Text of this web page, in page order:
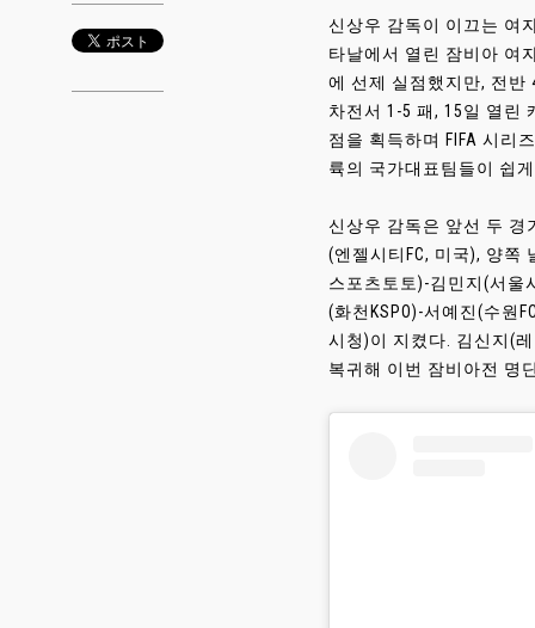
신상우 감독이 이끄는 여
타날에서 열린 잠비아 여
에 선제 실점했지만, 전반
차전서 1-5 패, 15일 열린
점을 획득하며 FIFA 시리
륙의 국가대표팀들이 쉽
신상우 감독은 앞선 두 경
(엔젤시티FC, 미국), 양쪽
스포츠토토)-김민지(서울
(화천KSPO)-서예진(수원
시청)이 지켰다. 김신지(
복귀해 이번 잠비아전 명